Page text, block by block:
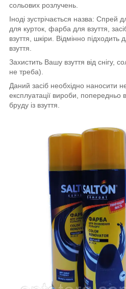
сольових розлучень.
Іноді зустрічається назва: Спрей
для курток, фарба для взуття,
взуття, шкіри. Відмінно підходить
взуття.
Захистить Вашу взуття від снігу,
не треба).
Даний засіб необхідно наносити
експлуатації вироби,
бруду із взуття.